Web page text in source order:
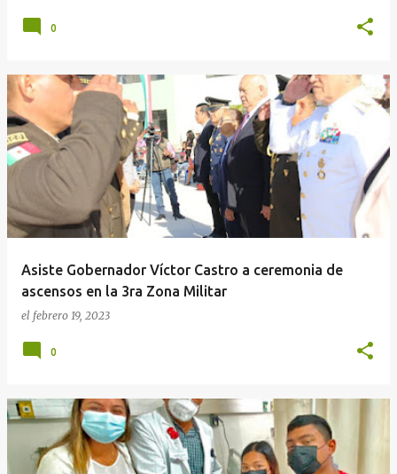
0
Asiste Gobernador Víctor Castro a ceremonia de
ascensos en la 3ra Zona Militar
el febrero 19, 2023
0